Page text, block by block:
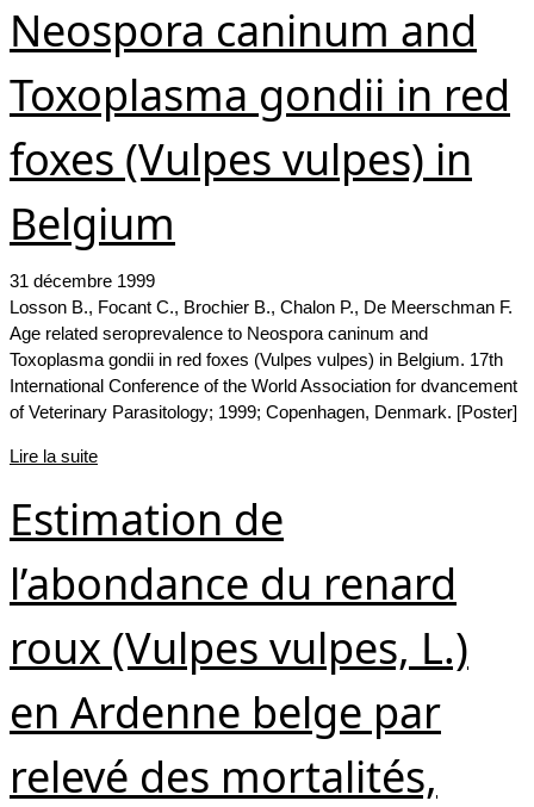
Neospora caninum and
Toxoplasma gondii in red
foxes (Vulpes vulpes) in
Belgium
31 décembre 1999
Losson B., Focant C., Brochier B., Chalon P., De Meerschman F.
Age related seroprevalence to Neospora caninum and
Toxoplasma gondii in red foxes (Vulpes vulpes) in Belgium. 17th
International Conference of the World Association for dvancement
of Veterinary Parasitology; 1999; Copenhagen, Denmark. [Poster]
Lire la suite
Estimation de
l’abondance du renard
roux (Vulpes vulpes, L.)
en Ardenne belge par
relevé des mortalités,